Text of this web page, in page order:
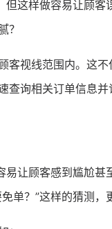
这样做容易让顾客
？
客视线范围内。这
查询相关订单信息
易让顾客感到尴尬甚
单？”这样的猜测，